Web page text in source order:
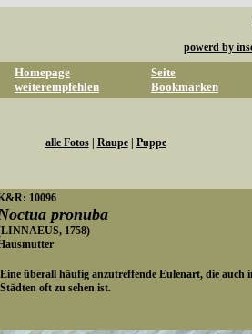
powerd by
Homepage
weiterempfehlen
Seite
Bookmarken
alle Fotos| Raupe| Puppe
10096
pronuba
1758)
Eine überall häufig anzutreffende Eulenart, die auch
Städten oft zu sehen ist.